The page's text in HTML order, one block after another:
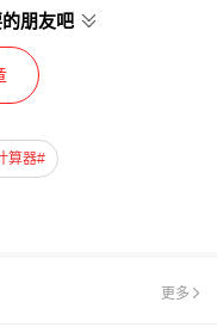
朋友吧
算器#
更多